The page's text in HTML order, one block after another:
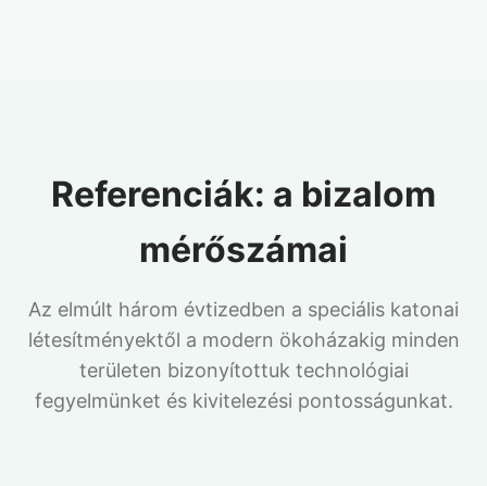
Referenciák: a bizalom
mérőszámai
Az elmúlt három évtizedben a speciális katonai
létesítményektől a modern ökoházakig minden
területen bizonyítottuk technológiai
fegyelmünket és kivitelezési pontosságunkat.